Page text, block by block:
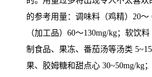
的参考用量：调味料（鸡精）20～
（加工品）60～130mg/kg；软饮
制食品、果冻、番茄汤等汤类
果、胶姆糖和甜点心 30~50mg/kg